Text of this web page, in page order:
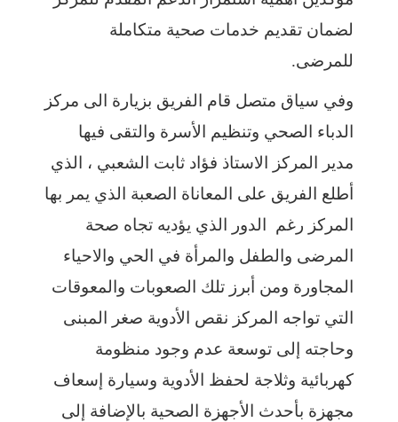
لضمان تقديم خدمات صحية متكاملة
للمرضى.
وفي سياق متصل قام الفريق بزيارة الى مركز
الدباء الصحي وتنظيم الأسرة والتقى فيها
مدير المركز الاستاذ فؤاد ثابت الشعبي ، الذي
أطلع الفريق على المعاناة الصعبة الذي يمر بها
المركز رغم الدور الذي يؤديه تجاه صحة
المرضى والطفل والمرأة في الحي والاحياء
المجاورة ومن أبرز تلك الصعوبات والمعوقات
التي تواجه المركز نقص الأدوية صغر المبنى
وحاجته إلى توسعة عدم وجود منظومة
كهربائية وثلاجة لحفظ الأدوية وسيارة إسعاف
مجهزة بأحدث الأجهزة الصحية بالإضافة إلى